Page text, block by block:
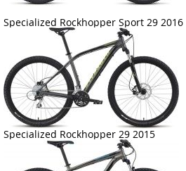
Specialized Rockhopper Sport 29 2016
Specialized Rockhopper 29 2015